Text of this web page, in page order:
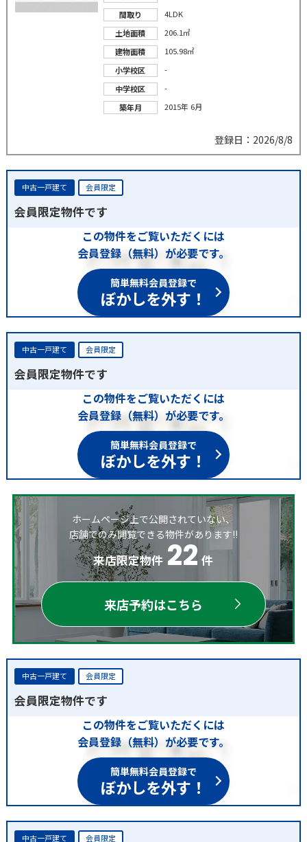
間取り
4LDK
土地面積
206.1㎡
建物面積
105.98㎡
小学校区
-
中学校区
-
築年月
2015年 6月
登録日：2026/8/8
中古一戸建て 会員限定
会員限定物件です
この物件をご覧いただくには
会員登録（無料）が必要です。
簡単無料会員登録で
ぼかしを外す！
中古一戸建て 会員限定
会員限定物件です
この物件をご覧いただくには
会員登録（無料）が必要です。
簡単無料会員登録で
ぼかしを外す！
ホームページ上で公開されていない、
店舗でのみ閲覧できる物件があります!!
来店限定物件 22 件
来店予約はこちら
中古一戸建て 会員限定
会員限定物件です
この物件をご覧いただくには
会員登録（無料）が必要です。
簡単無料会員登録で
ぼかしを外す！
中古一戸建て 会員限定